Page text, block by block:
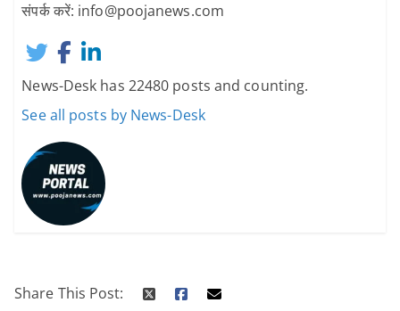
संपर्क करें: info@poojanews.com
News-Desk has 22480 posts and counting.
See all posts by News-Desk
Share This Post: